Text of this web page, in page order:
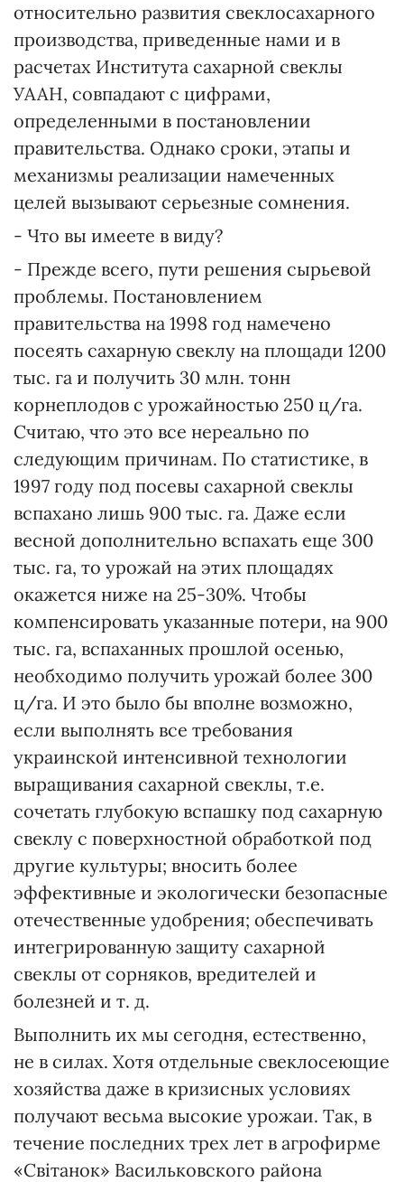
относительно развития свеклосахарного
производства, приведенные нами и в
расчетах Института сахарной свеклы
УААН, совпадают с цифрами,
определенными в постановлении
правительства. Однако сроки, этапы и
механизмы реализации намеченных
целей вызывают серьезные сомнения.
- Что вы имеете в виду?
- Прежде всего, пути решения сырьевой
проблемы. Постановлением
правительства на 1998 год намечено
посеять сахарную свеклу на площади 1200
тыс. га и получить 30 млн. тонн
корнеплодов с урожайностью 250 ц/га.
Считаю, что это все нереально по
следующим причинам. По статистике, в
1997 году под посевы сахарной свеклы
вспахано лишь 900 тыс. га. Даже если
весной дополнительно вспахать еще 300
тыс. га, то урожай на этих площадях
окажется ниже на 25-30%. Чтобы
компенсировать указанные потери, на 900
тыс. га, вспаханных прошлой осенью,
необходимо получить урожай более 300
ц/га. И это было бы вполне возможно,
если выполнять все требования
украинской интенсивной технологии
выращивания сахарной свеклы, т.е.
сочетать глубокую вспашку под сахарную
свеклу с поверхностной обработкой под
другие культуры; вносить более
эффективные и экологически безопасные
отечественные удобрения; обеспечивать
интегрированную защиту сахарной
свеклы от сорняков, вредителей и
болезней и т. д.
Выполнить их мы сегодня, естественно,
не в силах. Хотя отдельные свеклосеющие
хозяйства даже в кризисных условиях
получают весьма высокие урожаи. Так, в
течение последних трех лет в агрофирме
«Світанок» Васильковского района